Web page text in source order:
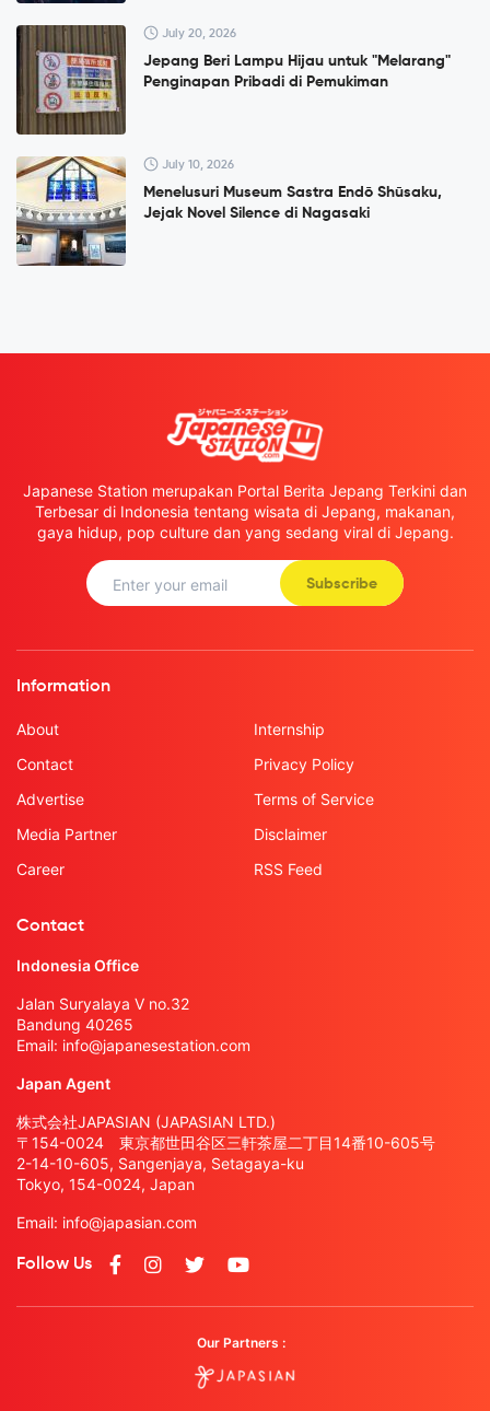
July 20, 2026
Jepang Beri Lampu Hijau untuk "Melarang"
Penginapan Pribadi di Pemukiman
July 10, 2026
Menelusuri Museum Sastra Endō Shūsaku,
Jejak Novel Silence di Nagasaki
Japanese Station merupakan Portal Berita Jepang Terkini dan
Terbesar di Indonesia tentang wisata di Jepang, makanan,
gaya hidup, pop culture dan yang sedang viral di Jepang.
Subscribe
Information
About
Contact
Advertise
Media Partner
Career
Internship
Privacy Policy
Terms of Service
Disclaimer
RSS Feed
Contact
Indonesia Office
Jalan Suryalaya V no.32
Bandung 40265
Email: info@japanesestation.com
Japan Agent
株式会社JAPASIAN (JAPASIAN LTD.)
〒154-0024 東京都世田谷区三軒茶屋二丁目14番10-605号
2-14-10-605, Sangenjaya, Setagaya-ku
Tokyo, 154-0024, Japan
Email: info@japasian.com
Follow Us
Our Partners :